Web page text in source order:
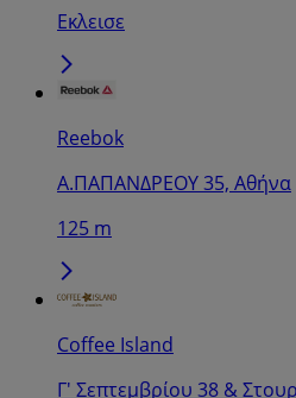
Εκλεισε
Reebok
Α.ΠΑΠΑΝΔΡΕΟΥ 35, Αθήνα
125 m
Coffee Island
Γ' Σεπτεμβρίου 38 &